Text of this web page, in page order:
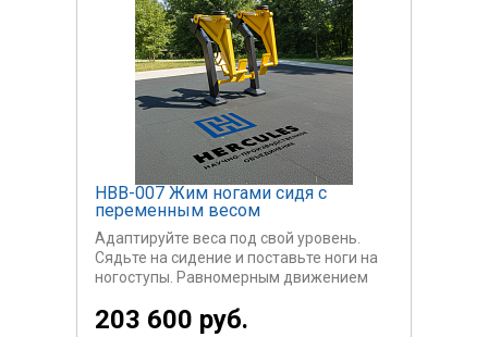
затем плавно верните в исходное
положение. Повторите упражнение в
зависимости от программы тренировки
и ориентируясь на самочувствие. При
необходимости снова отрегулируйте
НВВ-007 Жим ногами сидя с
переменным весом
Адаптируйте веса под свой уровень.
Сядьте на сидение и поставьте ноги на
ногоступы. Равномерным движением
но без рывков. Стопы должны плотно
203 600 руб.